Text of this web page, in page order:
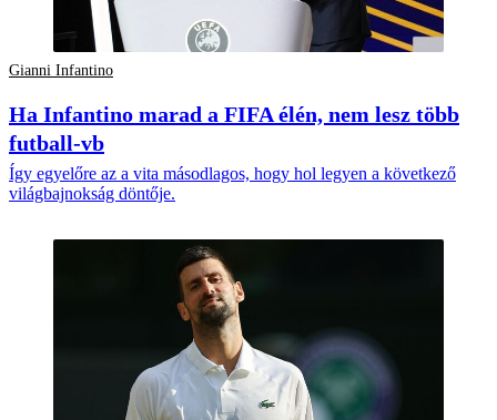
Gianni Infantino
Ha Infantino marad a FIFA élén, nem lesz több
futball-vb
Így egyelőre az a vita másodlagos, hogy hol legyen a következő
világbajnokság döntője.